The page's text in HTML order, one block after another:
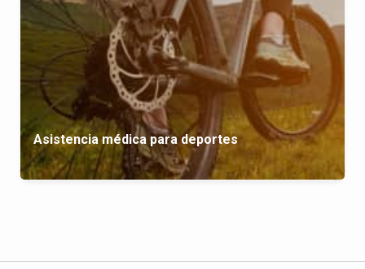
Asistencia médica para deportes